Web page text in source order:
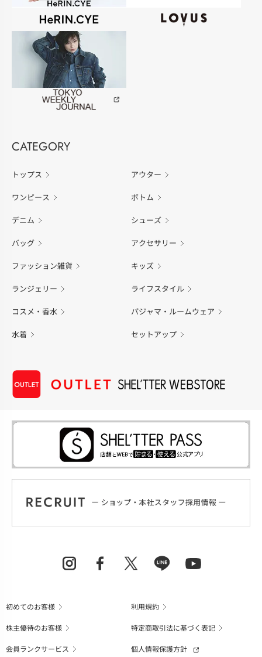
CATEGORY
トップス アウター
ワンピース ボトム
デニム シューズ
バッグ アクセサリー
ファッション雑貨 キッズ
ランジェリー ライフスタイル
コスメ・香水 パジャマ・ルームウェア
水着 セットアップ
初めてのお客様
利用規約
株主優待のお客様
特定商取引法に基づく表記
会員ランクサービス
個人情報保護方針